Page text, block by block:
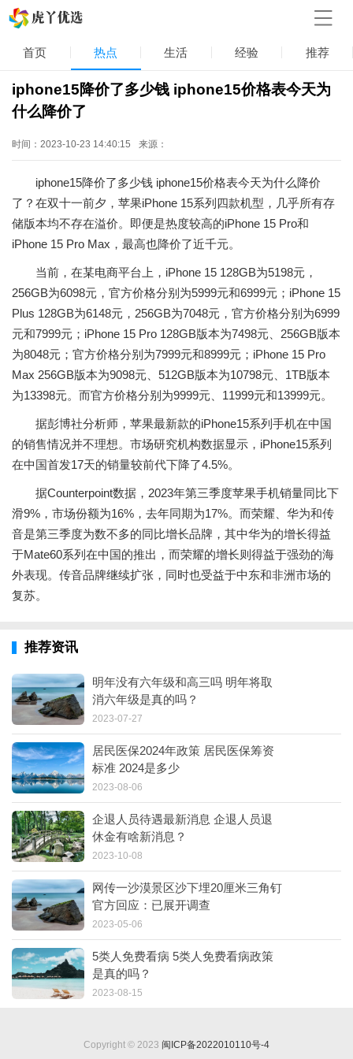
首页 热点 生活 经验 推荐
iphone15降价了多少钱 iphone15价格表今天为
什么降价了
时间：2023-10-23 14:40:15 来源：
iphone15降价了多少钱 iphone15价格表今天为什么降价
了？在双十一前夕，苹果iPhone 15系列四款机型，几乎所有存
储版本均不存在溢价。即便是热度较高的iPhone 15 Pro和
iPhone 15 Pro Max，最高也降价了近千元。
当前，在某电商平台上，iPhone 15 128GB为5198元，
256GB为6098元，官方价格分别为5999元和6999元；iPhone 15
Plus 128GB为6148元，256GB为7048元，官方价格分别为6999
元和7999元；iPhone 15 Pro 128GB版本为7498元、256GB版本
为8048元；官方价格分别为7999元和8999元；iPhone 15 Pro
Max 256GB版本为9098元、512GB版本为10798元、1TB版本
为13398元。而官方价格分别为9999元、11999元和13999元。
据彭博社分析师，苹果最新款的iPhone15系列手机在中国
的销售情况并不理想。市场研究机构数据显示，iPhone15系列
在中国首发17天的销量较前代下降了4.5%。
据Counterpoint数据，2023年第三季度苹果手机销量同比下
滑9%，市场份额为16%，去年同期为17%。而荣耀、华为和传
音是第三季度为数不多的同比增长品牌，其中华为的增长得益
于Mate60系列在中国的推出，而荣耀的增长则得益于强劲的海
外表现。传音品牌继续扩张，同时也受益于中东和非洲市场的
复苏。
推荐资讯
明年没有六年级和高三吗 明年将取
消六年级是真的吗？
2023-07-27
居民医保2024年政策 居民医保筹资
标准 2024是多少
2023-08-06
企退人员待遇最新消息 企退人员退
休金有啥新消息？
2023-10-08
网传一沙漠景区沙下埋20厘米三角钉
官方回应：已展开调查
2023-05-06
5类人免费看病 5类人免费看病政策
是真的吗？
2023-08-15
Copyright © 2023 闽ICP备2022010110号-4